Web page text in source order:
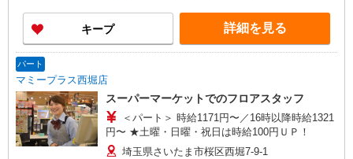
キープ 詳細を見る
パート
マミープラス西堀店
スーパーマーケットでのフロアスタッフ
＜パート＞ 時給1171円〜／16時以降時給1321
円〜 ★土曜・日曜・祝日は時給100円ＵＰ！
埼玉県さいたま市桜区西堀7-9-1